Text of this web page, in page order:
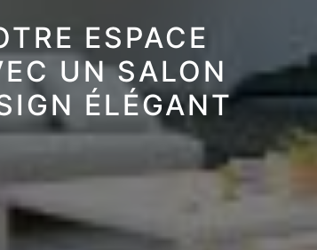
ESPACE
UN SALON
ÉLÉGANT